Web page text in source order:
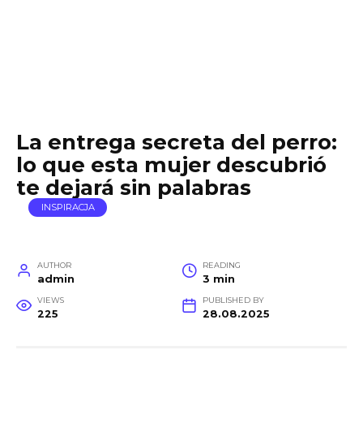
La entrega secreta del perro:
lo que esta mujer descubrió
te dejará sin palabras
INSPIRACJA
AUTHOR
admin
READING
3 min
VIEWS
225
PUBLISHED BY
28.08.2025